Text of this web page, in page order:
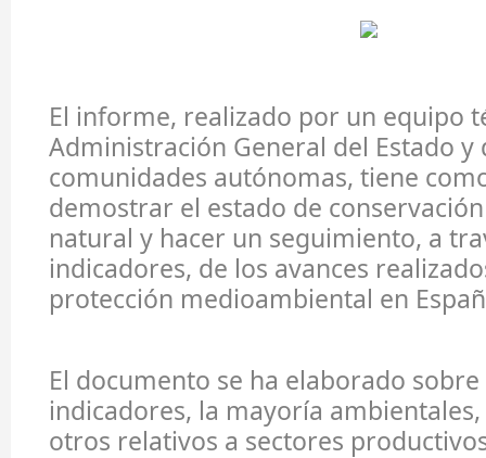
El informe, realizado por un equipo
Administración General del Estado y
comunidades autónomas, tiene
demostrar el estado de
natural y hacer un seguimiento, a
indicadores, de los avances
protección medioambiental en
El documento se ha elaborado
indicadores, la mayoría
otros relativos a sectores